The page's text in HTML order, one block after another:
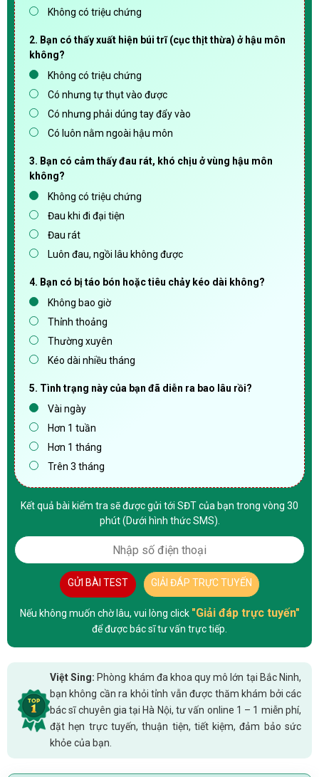
Không có triệu chứng
2. Bạn có thấy xuất hiện búi trĩ (cục thịt thừa) ở hậu môn
không?
Không có triệu chứng
Có nhưng tự thụt vào được
Có nhưng phải dúng tay đẩy vào
Có luôn nằm ngoài hậu môn
3. Bạn có cảm thấy đau rát, khó chịu ở vùng hậu môn
không?
Không có triệu chứng
Đau khi đi đại tiện
Đau rát
Luôn đau, ngồi lâu không được
4. Bạn có bị táo bón hoặc tiêu chảy kéo dài không?
Không bao giờ
Thỉnh thoảng
Thường xuyên
Kéo dài nhiều tháng
5. Tình trạng này của bạn đã diễn ra bao lâu rồi?
Vài ngày
Hơn 1 tuần
Hơn 1 tháng
Trên 3 tháng
Kết quả bài kiểm tra sẽ được gửi tới SĐT của bạn trong vòng 30
phút (Dưới hình thức SMS).
GỬI BÀI TEST GIẢI ĐÁP TRỰC TUYẾN
Nếu không muốn chờ lâu, vui lòng click "Giải đáp trực tuyến"
để được bác sĩ tư vấn trực tiếp.
Việt Sing: Phòng khám đa khoa quy mô lớn tại Bắc Ninh,
bạn không cần ra khỏi tỉnh vẫn được thăm khám bởi các
bác sĩ chuyên gia tại Hà Nội, tư vấn online 1 – 1 miễn phí,
đặt hẹn trực tuyến, thuận tiện, tiết kiệm, đảm bảo sức
khỏe của bạn.